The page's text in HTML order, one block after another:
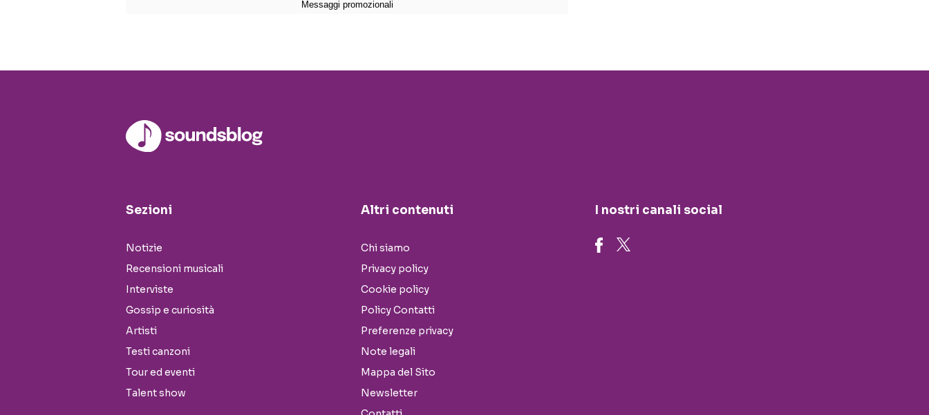
Sezioni
Notizie
Recensioni musicali
Interviste
Gossip e curiosità
Artisti
Testi canzoni
Tour ed eventi
Talent show
Altri contenuti
Chi siamo
Privacy policy
Cookie policy
Policy Contatti
Preferenze privacy
Note legali
Mappa del Sito
Newsletter
I nostri canali social